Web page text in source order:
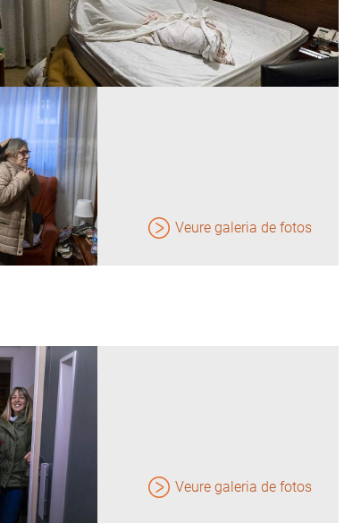
Veure galeria de fotos
Veure galeria de fotos